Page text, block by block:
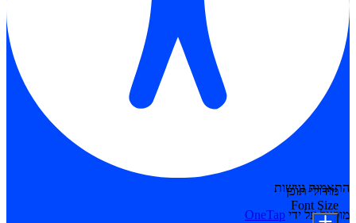
התאמות נגישות
מופעל על ידי OneTap
מודולי תוכן
Font Size